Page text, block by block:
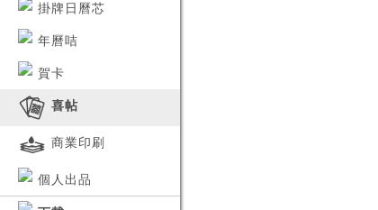
掛牌日曆芯
年曆咭
賀卡
喜帖
商業印刷
個人出品